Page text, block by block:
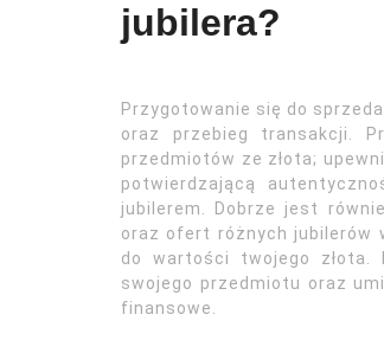
jubilera?
Przygotowanie się do
oraz przebieg transakcji.
przedmiotów ze złota;
potwierdzającą
jubilerem. Dobrze jest
oraz ofert różnych jubilerów
do wartości twojego złota.
swojego przedmiotu oraz
finansowe.